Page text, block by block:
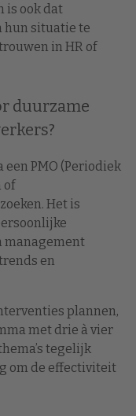
is ook dat
hun situatie te
in HR of
duurzame
PMO (Periodiek
of
Het is
management
en
plannen,
met drie à vier
tegelijk
om de effectiviteit